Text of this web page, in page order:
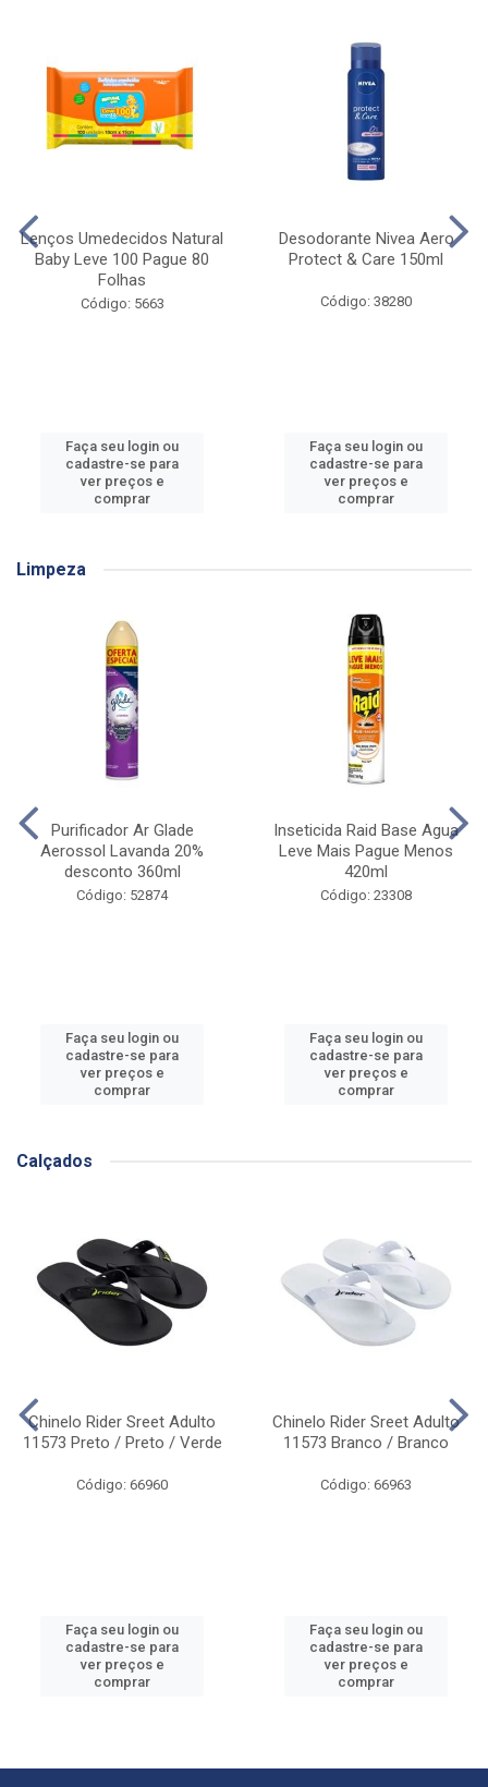
Lenços Umedecidos Natural
Baby Leve 100 Pague 80
Folhas
Código: 5663
Faça seu login ou
cadastre-se para
ver preços e
comprar
Desodorante Nivea Aero
Protect & Care 150ml
Código: 38280
Faça seu login ou
cadastre-se para
ver preços e
comprar
Limpeza
Purificador Ar Glade
Aerossol Lavanda 20%
desconto 360ml
Código: 52874
Faça seu login ou
cadastre-se para
ver preços e
comprar
Inseticida Raid Base Agua
Leve Mais Pague Menos
420ml
Código: 23308
Faça seu login ou
cadastre-se para
ver preços e
comprar
Calçados
Chinelo Rider Sreet Adulto
11573 Preto / Preto / Verde
Código: 66960
Faça seu login ou
cadastre-se para
ver preços e
comprar
Chinelo Rider Sreet Adulto
11573 Branco / Branco
Código: 66963
Faça seu login ou
cadastre-se para
ver preços e
comprar